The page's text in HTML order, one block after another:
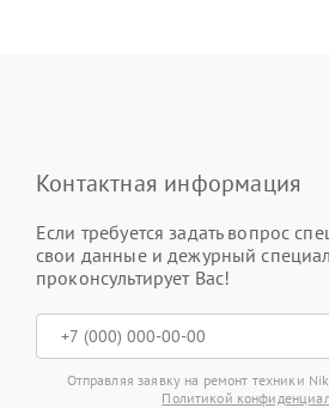
Контактная информация
Если требуется задать вопрос
свои данные и дежурный
проконсультирует Вас!
Отправляя заявку на ремонт техники
Политикой